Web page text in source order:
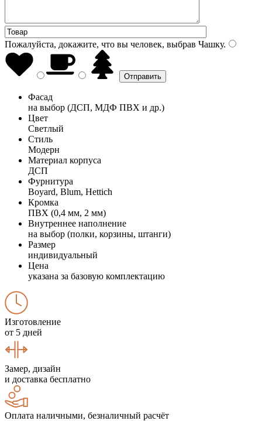
Пожалуйста, докажите, что вы человек, выбрав Чашку.
Фасад
на выбор (ДСП, МДФ ПВХ и др.)
Цвет
Светлый
Стиль
Модерн
Материал корпуса
ДСП
Фурнитура
Boyard, Blum, Hettich
Кромка
ПВХ (0,4 мм, 2 мм)
Внутреннее наполнение
на выбор (полки, корзины, штанги)
Размер
индивидуальный
Цена
указана за базовую комплектацию
Изготовление
от 5 дней
Замер, дизайн
и доставка бесплатно
Оплата наличными, безналичный расчёт